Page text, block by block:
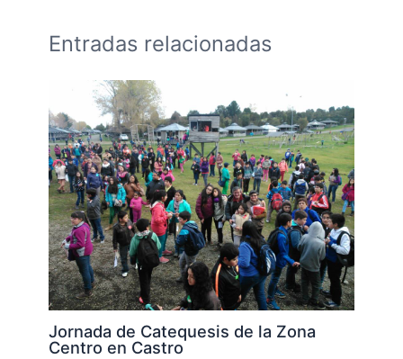
Entradas relacionadas
Jornada de Catequesis de la Zona
Centro en Castro